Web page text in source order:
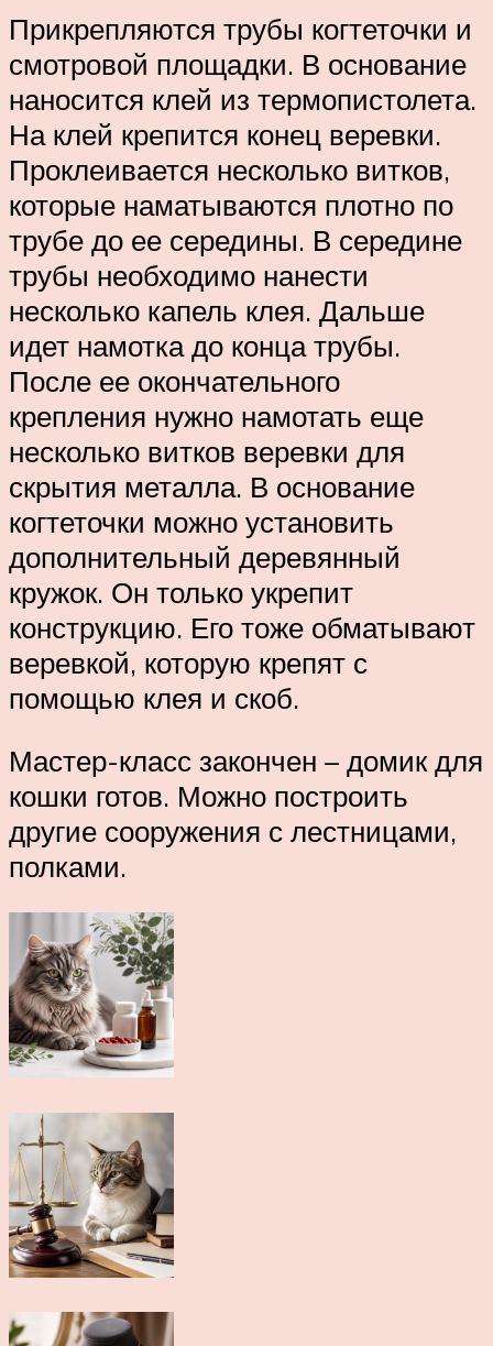
Прикрепляются трубы когтеточки и
смотровой площадки. В основание
наносится клей из термопистолета.
На клей крепится конец веревки.
Проклеивается несколько витков,
которые наматываются плотно по
трубе до ее середины. В середине
трубы необходимо нанести
несколько капель клея. Дальше
идет намотка до конца трубы.
После ее окончательного
крепления нужно намотать еще
несколько витков веревки для
скрытия металла. В основание
когтеточки можно установить
дополнительный деревянный
кружок. Он только укрепит
конструкцию. Его тоже обматывают
веревкой, которую крепят с
помощью клея и скоб.
Мастер-класс закончен – домик для
кошки готов. Можно построить
другие сооружения с лестницами,
полками.